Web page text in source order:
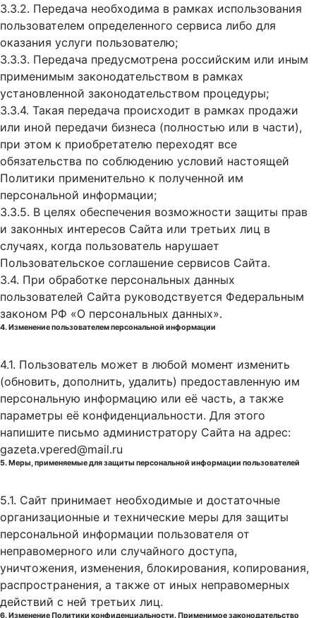
3.3.2. Передача необходима в рамках использования
пользователем определенного сервиса либо для
оказания услуги пользователю;
3.3.3. Передача предусмотрена российским или иным
применимым законодательством в рамках
установленной законодательством процедуры;
3.3.4. Такая передача происходит в рамках продажи
или иной передачи бизнеса (полностью или в части),
при этом к приобретателю переходят все
обязательства по соблюдению условий настоящей
Политики применительно к полученной им
персональной информации;
3.3.5. В целях обеспечения возможности защиты прав
и законных интересов Сайта или третьих лиц в
случаях, когда пользователь нарушает
Пользовательское соглашение сервисов Сайта.
3.4. При обработке персональных данных
пользователей Сайта руководствуется Федеральным
законом РФ «О персональных данных».
4. Изменение пользователем персональной информации
4.1. Пользователь может в любой момент изменить
(обновить, дополнить, удалить) предоставленную им
персональную информацию или её часть, а также
параметры её конфиденциальности. Для этого
напишите письмо администратору Сайта на адрес:
gazeta.vpered@mail.ru
5. Меры, применяемые для защиты персональной информации пользователей
5.1. Сайт принимает необходимые и достаточные
организационные и технические меры для защиты
персональной информации пользователя от
неправомерного или случайного доступа,
уничтожения, изменения, блокирования, копирования,
распространения, а также от иных неправомерных
действий с ней третьих лиц.
6. Изменение Политики конфиденциальности. Применимое законодательство